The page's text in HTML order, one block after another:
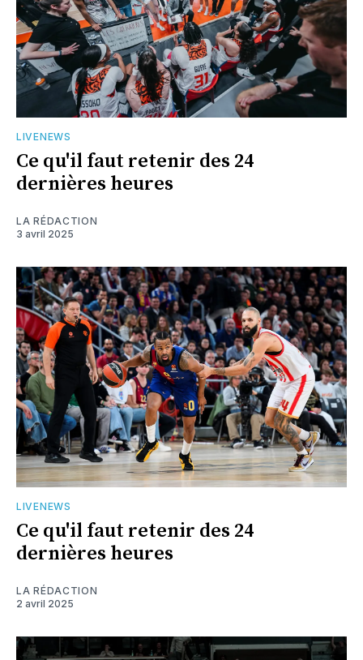
LIVENEWS
Ce qu'il faut retenir des 24
dernières heures
LA RÉDACTION
3 avril 2025
LIVENEWS
Ce qu'il faut retenir des 24
dernières heures
LA RÉDACTION
2 avril 2025